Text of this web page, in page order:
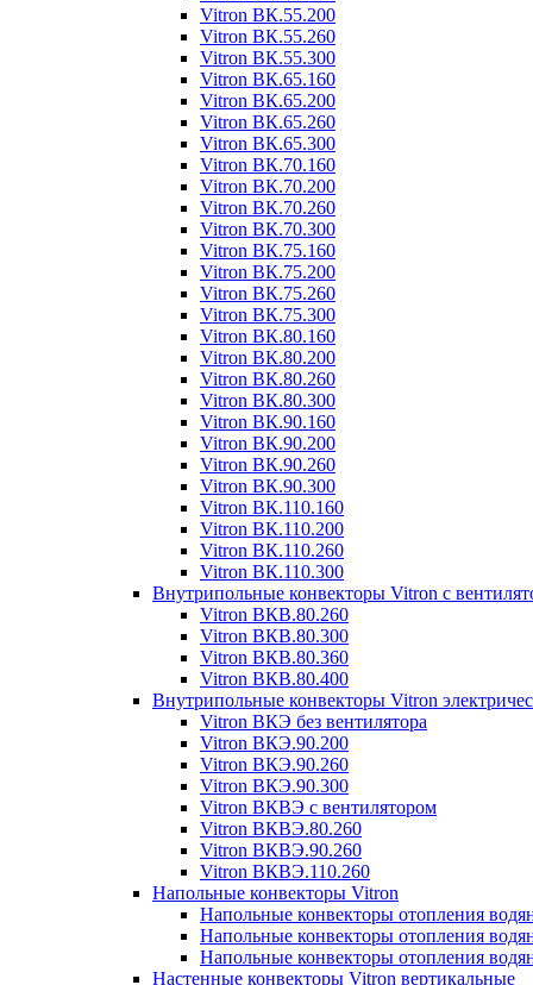
Vitron ВК.55.200
Vitron ВК.55.260
Vitron ВК.55.300
Vitron ВК.65.160
Vitron ВК.65.200
Vitron ВК.65.260
Vitron ВК.65.300
Vitron ВК.70.160
Vitron ВК.70.200
Vitron ВК.70.260
Vitron ВК.70.300
Vitron ВК.75.160
Vitron ВК.75.200
Vitron ВК.75.260
Vitron ВК.75.300
Vitron ВК.80.160
Vitron ВК.80.200
Vitron ВК.80.260
Vitron ВК.80.300
Vitron ВК.90.160
Vitron ВК.90.200
Vitron ВК.90.260
Vitron ВК.90.300
Vitron ВК.110.160
Vitron ВК.110.200
Vitron ВК.110.260
Vitron ВК.110.300
Внутрипольные конвекторы Vitron с
Vitron ВКВ.80.260
Vitron ВКВ.80.300
Vitron ВКВ.80.360
Vitron ВКВ.80.400
Внутрипольные конвекторы Vitron
Vitron ВКЭ без вентилятора
Vitron ВКЭ.90.200
Vitron ВКЭ.90.260
Vitron ВКЭ.90.300
Vitron ВКВЭ с вентилятором
Vitron ВКВЭ.80.260
Vitron ВКВЭ.90.260
Vitron ВКВЭ.110.260
Напольные конвекторы Vitron
Напольные конвекторы отопления
Напольные конвекторы отопления
Напольные конвекторы отопления
Настенные конвекторы Vitron вертикальные